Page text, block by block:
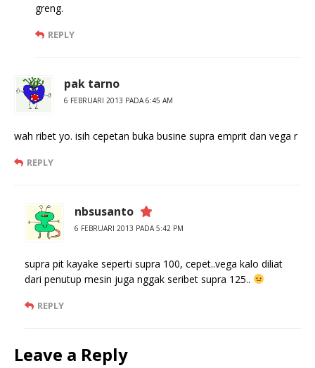
greng.
REPLY
pak tarno
6 FEBRUARI 2013 PADA 6:45 AM
wah ribet yo. isih cepetan buka busine supra emprit dan vega r
REPLY
nbsusanto
6 FEBRUARI 2013 PADA 5:42 PM
supra pit kayake seperti supra 100, cepet..vega kalo diliat
dari penutup mesin juga nggak seribet supra 125..
REPLY
Leave a Reply